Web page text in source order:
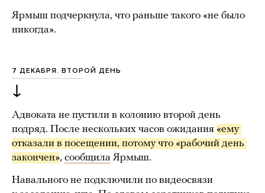
Ярмыш подчеркнула, что раньше такого «не было
никогда».
7 ДЕКАБРЯ. ВТОРОЙ ДЕНЬ
↓
Адвоката не пустили в колонию второй день
подряд. После нескольких часов ожидания «ему
отказали в посещении, потому что «рабочий день
закончен», сообщила Ярмыш.
Навального не подключили по видеосвязи